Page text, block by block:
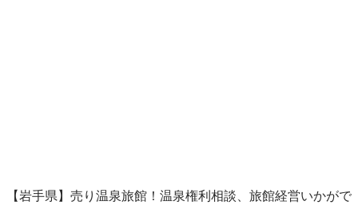
【岩手県】売り温泉旅館！温泉権利相談、旅館経営いかがで